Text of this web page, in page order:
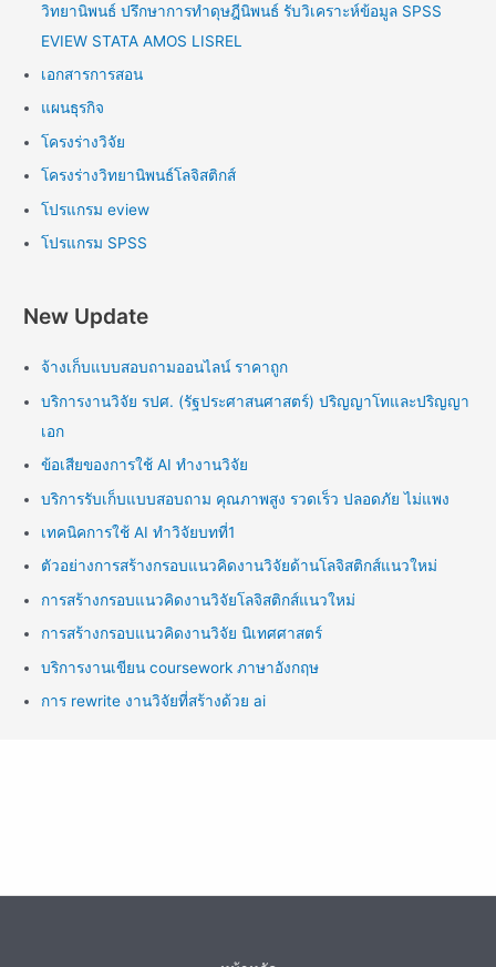
วิทยานิพนธ์ ปรึกษาการทำดุษฎีนิพนธ์ รับวิเคราะห์ข้อมูล SPSS
EVIEW STATA AMOS LISREL
เอกสารการสอน
แผนธุรกิจ
โครงร่างวิจัย
โครงร่างวิทยานิพนธ์โลจิสติกส์
โปรแกรม eview
โปรแกรม SPSS
New Update
จ้างเก็บแบบสอบถามออนไลน์ ราคาถูก
บริการงานวิจัย รปศ. (รัฐประศาสนศาสตร์) ปริญญาโทและปริญญา
เอก
ข้อเสียของการใช้ AI ทำงานวิจัย
บริการรับเก็บแบบสอบถาม คุณภาพสูง รวดเร็ว ปลอดภัย ไม่แพง
เทคนิคการใช้ AI ทำวิจัยบทที่1
ตัวอย่างการสร้างกรอบแนวคิดงานวิจัยด้านโลจิสติกส์แนวใหม่
การสร้างกรอบแนวคิดงานวิจัยโลจิสติกส์แนวใหม่
การสร้างกรอบแนวคิดงานวิจัย นิเทศศาสตร์
บริการงานเขียน coursework ภาษาอังกฤษ
การ rewrite งานวิจัยที่สร้างด้วย ai